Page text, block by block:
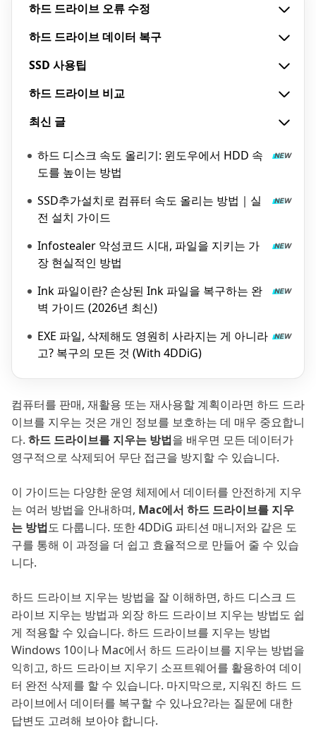
하드 드라이브 오류 수정
하드 드라이브 데이터 복구
SSD 사용팁
하드 드라이브 비교
최신 글
하드 디스크 속도 올리기: 윈도우에서 HDD 속
도를 높이는 방법
SSD추가설치로 컴퓨터 속도 올리는 방법｜실
전 설치 가이드
Infostealer 악성코드 시대, 파일을 지키는 가
장 현실적인 방법
Ink 파일이란? 손상된 Ink 파일을 복구하는 완
벽 가이드 (2026년 최신)
EXE 파일, 삭제해도 영원히 사라지는 게 아니라
고? 복구의 모든 것 (With 4DDiG)
컴퓨터를 판매, 재활용 또는 재사용할 계획이라면 하드 드라
이브를 지우는 것은 개인 정보를 보호하는 데 매우 중요합니
다. 하드 드라이브를 지우는 방법을 배우면 모든 데이터가
영구적으로 삭제되어 무단 접근을 방지할 수 있습니다.
이 가이드는 다양한 운영 체제에서 데이터를 안전하게 지우
는 여러 방법을 안내하며, Mac에서 하드 드라이브를 지우
는 방법도 다룹니다. 또한 4DDiG 파티션 매니저와 같은 도
구를 통해 이 과정을 더 쉽고 효율적으로 만들어 줄 수 있습
니다.
하드 드라이브 지우는 방법을 잘 이해하면, 하드 디스크 드
라이브 지우는 방법과 외장 하드 드라이브 지우는 방법도 쉽
게 적용할 수 있습니다. 하드 드라이브를 지우는 방법
Windows 10이나 Mac에서 하드 드라이브를 지우는 방법을
익히고, 하드 드라이브 지우기 소프트웨어를 활용하여 데이
터 완전 삭제를 할 수 있습니다. 마지막으로, 지워진 하드 드
라이브에서 데이터를 복구할 수 있나요?라는 질문에 대한
답변도 고려해 보아야 합니다.